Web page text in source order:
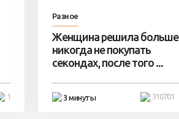
1
Разное
Женщина решила больше
никогда не покупать
секондах, после того ...
3 минуты 310701